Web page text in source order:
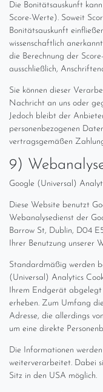
Die Bonitätsauskunft
Score-Werte). Soweit
Bonitätsauskunft
wissenschaftlich
die Berechnung der
ausschließlich,
Sie können dieser
Nachricht an uns oder
Jedoch bleibt der
personenbezogenen
vertragsgemäßen
9)
Google (Universal)
Diese Website benutzt
Webanalysedienst der
Barrow St, Dublin, D04
Ihrer Benutzung unserer
Standardmäßig werden
(Universal) Analytics
Ihrem Endgerät
erheben. Zum Umfang
Adresse, die allerdings
um eine direkte
Die Informationen
weiterverarbeitet. Dabei
Sitz in den USA möglich.